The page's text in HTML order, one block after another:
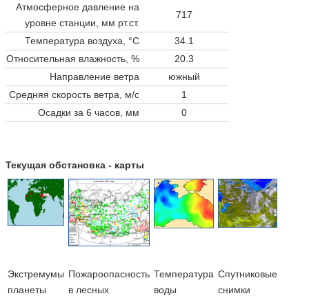
Атмосферное давление на
уровне станции, мм рт.ст.
717
Температура воздуха, °C
34.1
Относительная влажность, %
20.3
Направление ветра
южный
Средняя скорость ветра, м/с
1
Осадки за 6 часов, мм
0
Текущая обстановка - карты
Экстремумы
планеты
Пожароопасность
в лесных
Температура
воды
Cпутниковые
снимки